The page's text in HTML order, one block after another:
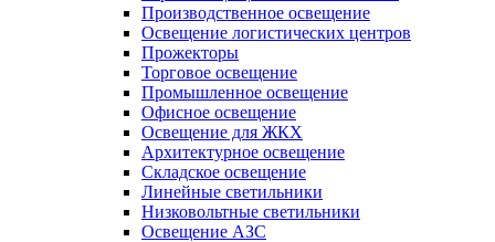
Производственное освещение
Освещение логистических центров
Прожекторы
Торговое освещение
Промышленное освещение
Офисное освещение
Освещение для ЖКХ
Архитектурное освещение
Складское освещение
Линейные светильники
Низковольтные светильники
Освещение АЗС